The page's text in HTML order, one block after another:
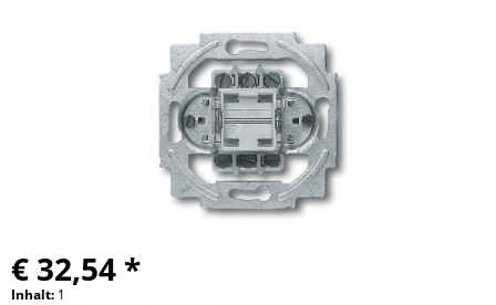
€ 32,54 *
Inhalt: 1